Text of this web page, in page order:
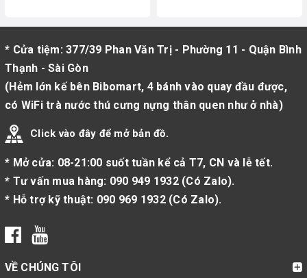
* Cửa tiệm: 377/39 Phan Văn Trị - Phường 11 - Quận Bình
Thạnh - Sài Gòn
(Hẻm lớn kế bên Bibomart, 4 bánh vào quay đầu được,
có WiFi trà nước thú cưng nựng thân quen như ở nhà)
Click vào đây để mở bản đồ.
* Mở cửa: 08-21:00 suốt tuần kể cả T7, CN và lễ tết.
* Tư vấn mua hàng: 090 949 1932(Có Zalo).
* Hỗ trợ kỹ thuật: 090 969 1932(Có Zalo).
VỀ CHÚNG TÔI